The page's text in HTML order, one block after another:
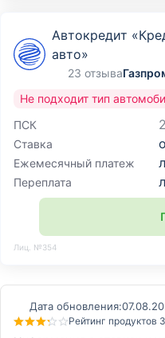
Автокредит
авто»
23 отзыва
ПСК
Ставка
Ежемесячный платеж
Переплата
Не подходит тип
Лиц. №354
Дата обновления:
Рейтинг продуктов